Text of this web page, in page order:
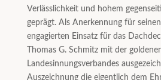
Verlässlichkeit und hohem
geprägt. Als Anerkennung für
engagierten Einsatz für das
Thomas G. Schmitz mit der
Landesinnungsverbandes
Auszeichnung die eigentlich dem